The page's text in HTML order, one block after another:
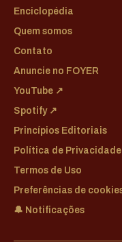
Enciclopédia
Quem somos
Contato
Anuncie no FOYER
YouTube ↗
Spotify ↗
Princípios Editoriais
Política de Privacidade
Termos de Uso
Preferências de
🔔 Notificações